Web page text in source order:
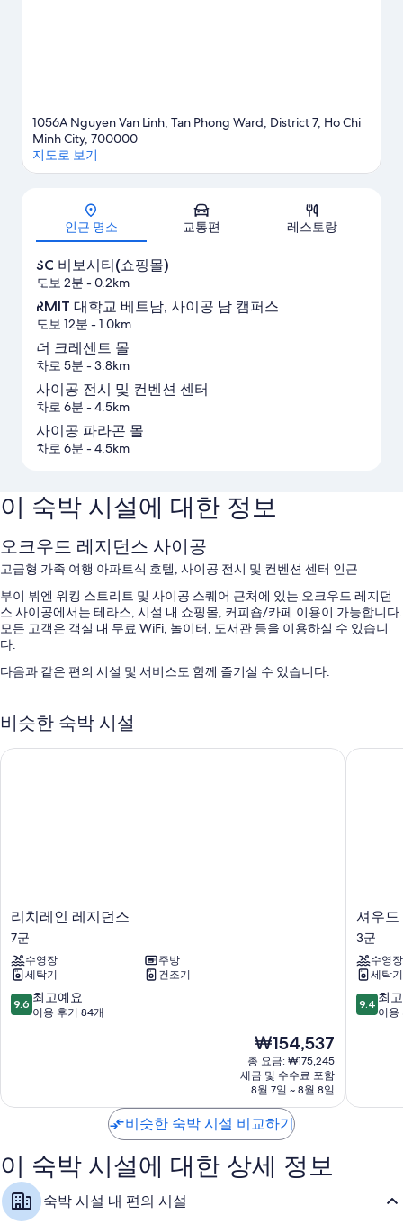
1056A Nguyen Van Linh, Tan Phong Ward, District 7, Ho Chi
Minh City, 700000
지도로 보기
인근 명소 교통편 레스토랑
SC 비보시티(쇼핑몰)
도보 2분 - 0.2km
RMIT 대학교 베트남, 사이공 남 캠퍼스
도보 12분 - 1.0km
더 크레센트 몰
차로 5분 - 3.8km
사이공 전시 및 컨벤션 센터
차로 6분 - 4.5km
사이공 파라곤 몰
차로 6분 - 4.5km
이 숙박 시설에 대한 정보
오크우드 레지던스 사이공
고급형 가족 여행 아파트식 호텔, 사이공 전시 및 컨벤션 센터 인근
부이 뷔엔 위킹 스트리트 및 사이공 스퀘어 근처에 있는 오크우드 레지던
스 사이공에서는 테라스, 시설 내 쇼핑몰, 커피숍/카페 이용이 가능합니다.
모든 고객은 객실 내 무료 WiFi, 놀이터, 도서관 등을 이용하실 수 있습니
다.
다음과 같은 편의 시설 및 서비스도 함께 즐기실 수 있습니다.
영장
다. 고객의 이용 후기에 따르면 청결한 객실이 이 숙박 시설의 장점으로 손
꼽힙니다.
이 밖에 다음과 같은 편의 시설 및 서비스를 모든 객실에서 이용하실 수 있
습니다.
무료 세면용품 및 헤어드라이어
옷장 또는 벽장, 별도의 좌석 공간 및 별도의 식사 공간
비슷한 숙박 시설
리
치
레
인
레
지
던
리치레인 레지던스
7군
수영장
주방
세탁기
건조기
10
점
최
요,
이
용
후
기
9.6 최고예요
이용 후기 84개
현
재
요
금
₩154,537
₩154,537
총 요금: ₩175,245
세금 및 수수료 포함
8월 7일 ~ 8월 8일
리치레인 레지던스
셔
우
드
레
지
던
스
셔우드
3군
수영장
세탁기
10
점
최
9.4 최
이용
셔우드
비슷한 숙박 시설 비교하기
이 숙박 시설에 대한 상세 정보
숙박 시설 내 편의 시설